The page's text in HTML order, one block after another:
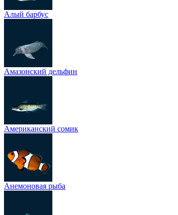
Алый барбус
Амазонский дельфин
Американский сомик
Анемоновая рыба